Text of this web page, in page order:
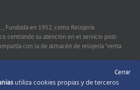
Fundada en 1952, como Relojería
centrando su atención en el servicio post-
con la de almacén de relojería "venta
Cerrar
utiliza cookies propias y de terceros